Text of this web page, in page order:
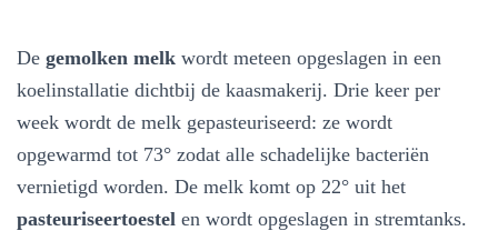
De gemolken melk wordt meteen opgeslagen in een
koelinstallatie dichtbij de kaasmakerij. Drie keer per
week wordt de melk gepasteuriseerd: ze wordt
opgewarmd tot 73° zodat alle schadelijke bacteriën
vernietigd worden. De melk komt op 22° uit het
pasteuriseertoestel en wordt opgeslagen in stremtanks.